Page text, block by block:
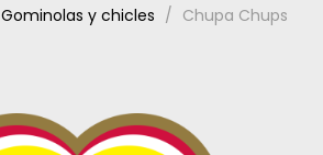
Gominolas y chicles Chupa Chups